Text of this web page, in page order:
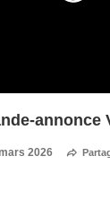
annonce
2026